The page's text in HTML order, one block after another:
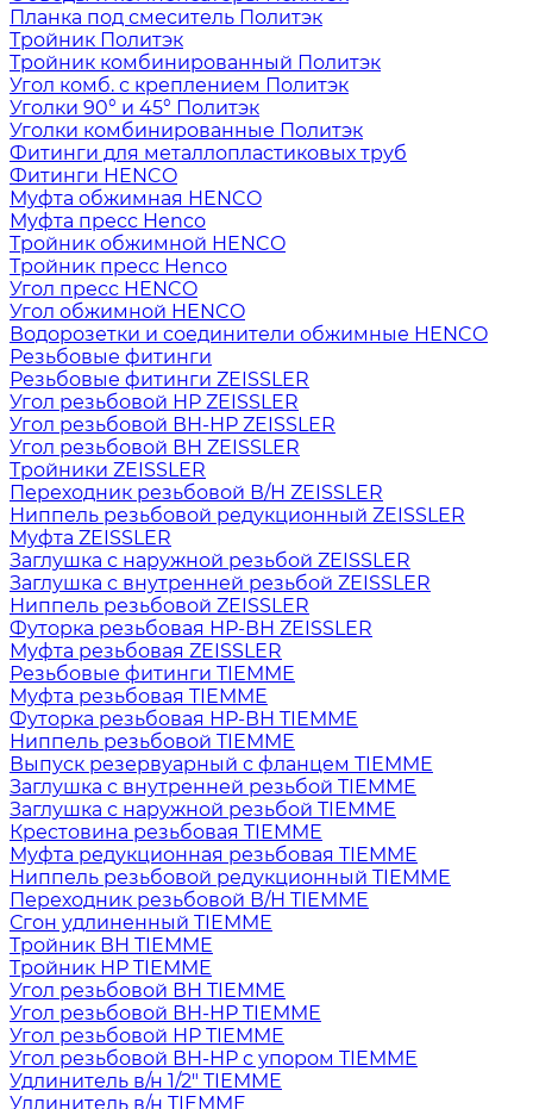
Планка под смеситель Политэк
Тройник Политэк
Тройник комбинированный Политэк
Угол комб. с креплением Политэк
Уголки 90° и 45° Политэк
Уголки комбинированные Политэк
Фитинги для металлопластиковых труб
Фитинги HENCO
Муфта обжимная HENCO
Муфта пресс Henco
Тройник обжимной HENCO
Тройник пресс Henco
Угол пресс HENCO
Угол обжимной HENCO
Водорозетки и соединители обжимные HENCO
Резьбовые фитинги
Резьбовые фитинги ZEISSLER
Угол резьбовой НР ZEISSLER
Угол резьбовой ВН-НР ZEISSLER
Угол резьбовой ВН ZEISSLER
Тройники ZEISSLER
Переходник резьбовой В/Н ZEISSLER
Ниппель резьбовой редукционный ZEISSLER
Муфта ZEISSLER
Заглушка с наружной резьбой ZEISSLER
Заглушка с внутренней резьбой ZEISSLER
Ниппель резьбовой ZEISSLER
Футорка резьбовая НР-ВН ZEISSLER
Муфта резьбовая ZEISSLER
Резьбовые фитинги TIEMME
Муфта резьбовая TIEMME
Футорка резьбовая НР-ВН TIEMME
Ниппель резьбовой TIEMME
Выпуск резервуарный с фланцем TIEMME
Заглушка с внутренней резьбой TIEMME
Заглушка с наружной резьбой TIEMME
Крестовина резьбовая TIEMME
Муфта редукционная резьбовая TIEMME
Ниппель резьбовой редукционный TIEMME
Переходник резьбовой В/Н TIEMME
Сгон удлиненный TIEMME
Тройник ВН TIEMME
Тройник НР TIEMME
Угол резьбовой ВН TIEMME
Угол резьбовой ВН-НР TIEMME
Угол резьбовой НР TIEMME
Угол резьбовой ВН-НР с упором TIEMME
Удлинитель в/н 1/2" TIEMME
Удлинитель в/н TIEMME